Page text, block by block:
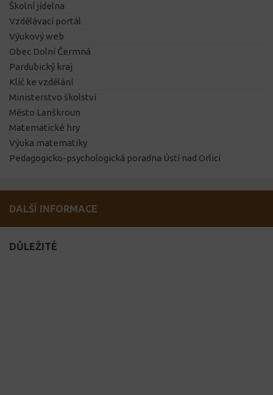
Školní jídelna
Vzdělávací portál
Výukový web
Obec Dolní Čermná
Pardubický kraj
Klíč ke vzdělání
Ministerstvo školství
Město Lanškroun
Matematické hry
Výuka matematiky
Pedagogicko-psychologická poradna Ústí nad Orlicí
DALŠÍ INFORMACE
DŮLEŽITÉ